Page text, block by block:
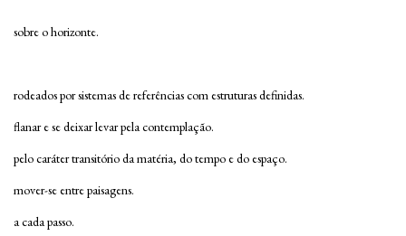
sobre o horizonte.
rodeados por sistemas de referências com estruturas definidas.
flanar e se deixar levar pela contemplação.
pelo caráter transitório da matéria, do tempo e do espaço.
mover-se entre paisagens.
a cada passo.